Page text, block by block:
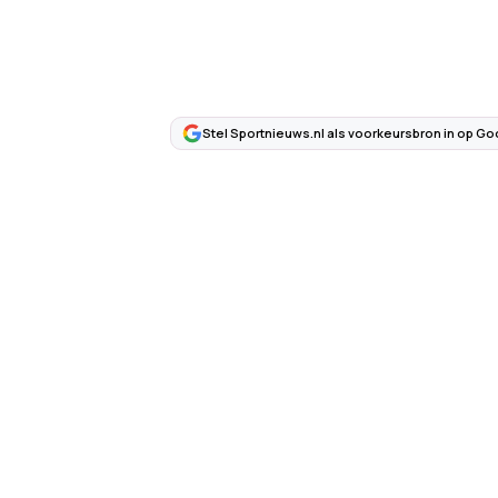
Stel Sportnieuws.nl als voorkeursbron in op